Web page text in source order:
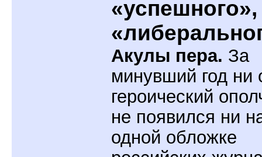
«успешного»,
Акулы пера. За
минувший год ни
героический
не появился ни
одной обложке